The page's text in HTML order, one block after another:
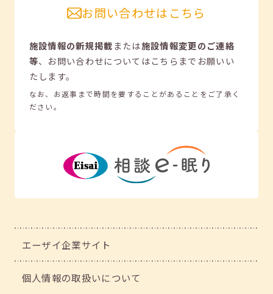
お問い合わせはこちら
施設情報の新規掲載または施設情報変更のご連絡
等、 お問い合わせについてはこちらまでお願いい
たします。
なお、お返事まで時間を要することがあることをご了承く
ださい。
エーザイ企業サイト
個人情報の取扱いについて